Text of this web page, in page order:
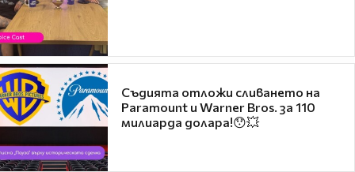
Съдията отложи сливането на
Paramount и Warner Bros. за 110
милиарда долара!😯💥